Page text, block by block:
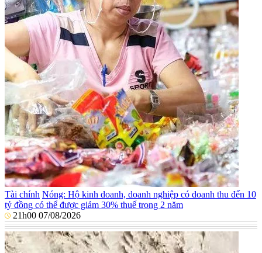
Tài chính Nóng: Hộ kinh doanh, doanh nghiệp có doanh thu đến 10
tỷ đồng có thể được giảm 30% thuế trong 2 năm
21h00 07/08/2026